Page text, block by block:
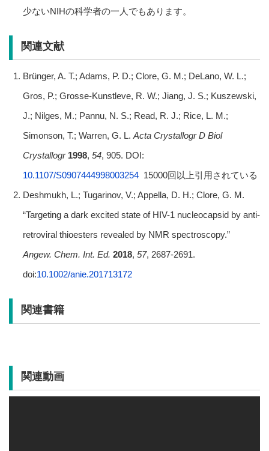
少ないNIHの科学者の一人でもあります。
関連文献
Brünger, A. T.; Adams, P. D.; Clore, G. M.; DeLano, W. L.;
Gros, P.; Grosse-Kunstleve, R. W.; Jiang, J. S.; Kuszewski,
J.; Nilges, M.; Pannu, N. S.; Read, R. J.; Rice, L. M.;
Simonson, T.; Warren, G. L.Acta Crystallogr D Biol
Crystallogr 1998, 54, 905. DOI:
10.1107/S090744499800325415000回以上引用されている
Deshmukh, L.; Tugarinov, V.; Appella, D. H.; Clore, G. M.
“Targeting a dark excited state of HIV-1 nucleocapsid by anti-
retroviral thioesters revealed by NMR spectroscopy.”
Angew. Chem. Int. Ed. 2018, 57, 2687-2691.
doi:10.1002/anie.201713172
関連書籍
関連動画